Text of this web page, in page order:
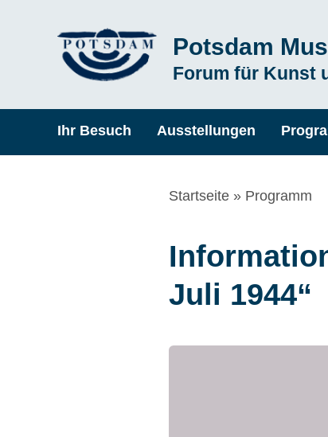
Potsdam
Subline
Forum für Kunst
Hauptnavigation
Ihr Besuch Ausstellungen
Pfadnavigation
Startseite Programm
Juli 1944“